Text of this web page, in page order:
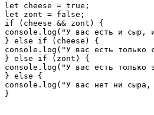
let cheese = true;
let zont = false;
if (cheese && zont) {
console.log("У вас есть и сыр,
} else if (cheese) {
console.log("У вас есть только
} else if (zont) {
console.log("У вас есть только
} else {
console.log("У вас нет ни